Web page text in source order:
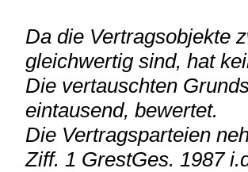
Da die Vertragsobjekte
gleichwertig sind, hat
Die vertauschten
eintausend, bewertet.
Die Vertragsparteien
Ziff. 1 GrestGes. 1987